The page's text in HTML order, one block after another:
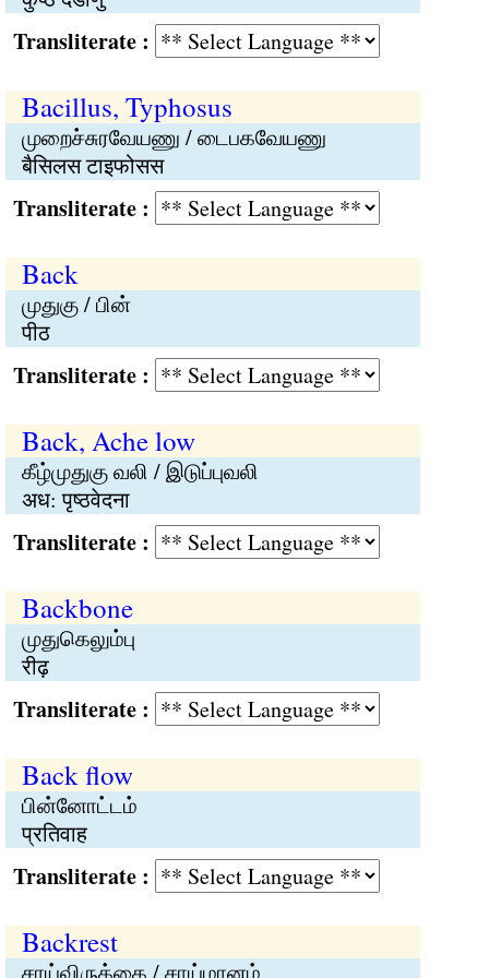
:
Bacillus, Typhosus
முறைச்சுரவேயணு / டைபகவேயணு
बैसिलस टाइफोसस
:
Back
முதுகு / பின்
पीठ
:
Back, Ache low
கீழ்முதுகு வலி / இடுப்புவலி
अध: पृष्ठवेदना
:
Backbone
முதுகெலும்பு
रीढ़
:
Back flow
பின்னோட்டம்
प्रतिवाह
:
Backrest
சாய்விருக்கை / சாய்மானம்